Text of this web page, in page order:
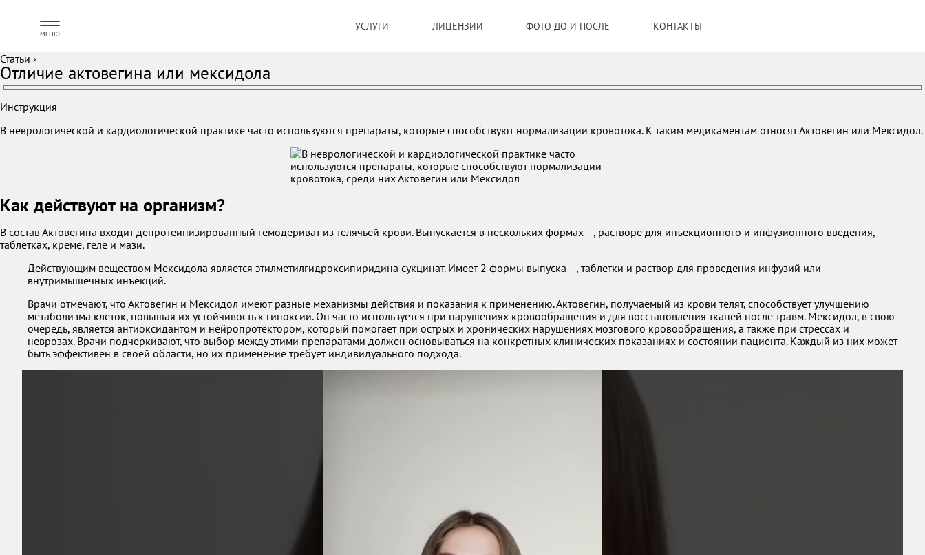
МЕНЮ
УСЛУГИ ЛИЦЕНЗИИ ФОТО ДО И ПОСЛЕ КОНТАКТЫ
Статьи ›
Отличие актовегина или мексидола
Инструкция
В неврологической и кардиологической практике часто используются препараты, которые способствуют нормализации кровотока. К таким медикаментам относят Актовегин или Мексидол.
Как действуют на организм?
В состав Актовегина входит депротеинизированный гемодериват из телячьей крови. Выпускается в нескольких формах —, растворе для инъекционного и инфузионного введения,
таблетках, креме, геле и мази.
Действующим веществом Мексидола является этилметилгидроксипиридина сукцинат. Имеет 2 формы выпуска —, таблетки и раствор для проведения инфузий или
внутримышечных инъекций.
Врачи отмечают, что Актовегин и Мексидол имеют разные механизмы действия и показания к применению. Актовегин, получаемый из крови телят, способствует улучшению
метаболизма клеток, повышая их устойчивость к гипоксии. Он часто используется при нарушениях кровообращения и для восстановления тканей после травм. Мексидол, в свою
очередь, является антиоксидантом и нейропротектором, который помогает при острых и хронических нарушениях мозгового кровообращения, а также при стрессах и
неврозах. Врачи подчеркивают, что выбор между этими препаратами должен основываться на конкретных клинических показаниях и состоянии пациента. Каждый из них может
быть эффективен в своей области, но их применение требует индивидуального подхода.